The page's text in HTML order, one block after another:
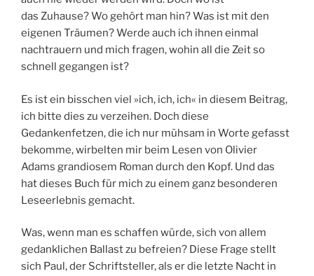
das Zuhause? Wo gehört man hin? Was ist mit den
eigenen Träumen? Werde auch ich ihnen einmal
nachtrauern und mich fragen, wohin all die Zeit so
schnell gegangen ist?
Es ist ein bisschen viel »ich, ich, ich« in diesem Beitrag,
ich bitte dies zu verzeihen. Doch diese
Gedankenfetzen, die ich nur mühsam in Worte gefasst
bekomme, wirbelten mir beim Lesen von Olivier
Adams grandiosem Roman durch den Kopf. Und das
hat dieses Buch für mich zu einem ganz besonderen
Leseerlebnis gemacht.
Was, wenn man es schaffen würde, sich von allem
gedanklichen Ballast zu befreien? Diese Frage stellt
sich Paul, der Schriftsteller, als er die letzte Nacht in